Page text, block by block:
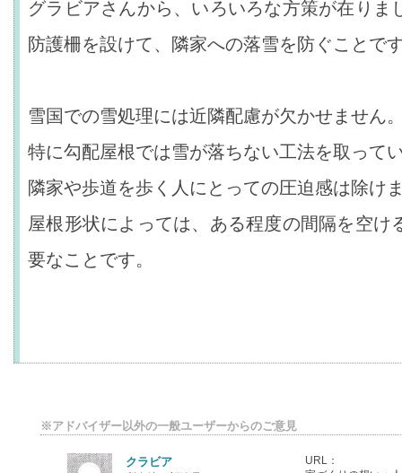
グラビアさんから、いろいろな方策が在りま
防護柵を設けて、隣家への落雪を防ぐことで
雪国での雪処理には近隣配慮が欠かせません
特に勾配屋根では雪が落ちない工法を取って
隣家や歩道を歩く人にとっての圧迫感は除け
屋根形状によっては、ある程度の間隔を空け
要なことです。
※アドバイザー以外の一般ユーザーからのご意見
クラビア
URL：